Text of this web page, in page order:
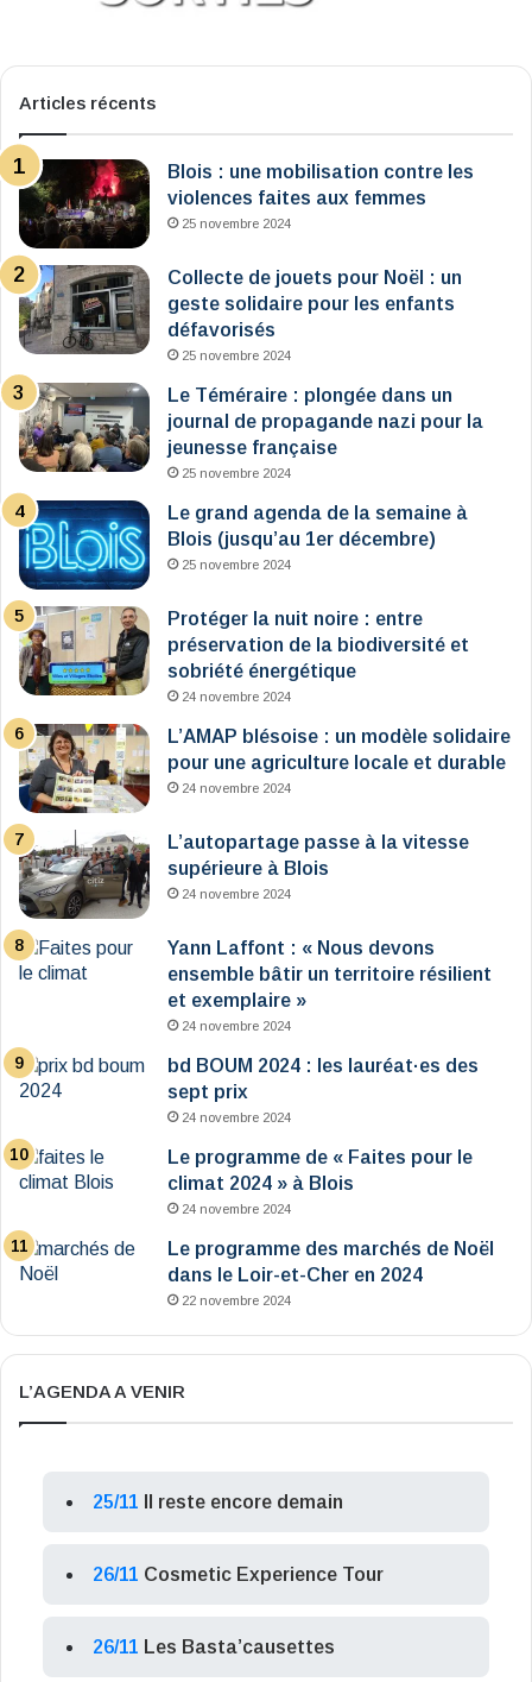
Articles récents
Blois : une mobilisation contre les
violences faites aux femmes
25 novembre 2024
Collecte de jouets pour Noël : un
geste solidaire pour les enfants
défavorisés
25 novembre 2024
Le Téméraire : plongée dans un
journal de propagande nazi pour la
jeunesse française
25 novembre 2024
Le grand agenda de la semaine à
Blois (jusqu’au 1er décembre)
25 novembre 2024
Protéger la nuit noire : entre
préservation de la biodiversité et
sobriété énergétique
24 novembre 2024
L’AMAP blésoise : un modèle solidaire
pour une agriculture locale et durable
24 novembre 2024
L’autopartage passe à la vitesse
supérieure à Blois
24 novembre 2024
Yann Laffont : « Nous devons
ensemble bâtir un territoire résilient
et exemplaire »
24 novembre 2024
bd BOUM 2024 : les lauréat·es des
sept prix
24 novembre 2024
Le programme de « Faites pour le
climat 2024 » à Blois
24 novembre 2024
Le programme des marchés de Noël
dans le Loir-et-Cher en 2024
22 novembre 2024
L’AGENDA A VENIR
25/11 Il reste encore demain
26/11 Cosmetic Experience Tour
26/11 Les Basta’causettes